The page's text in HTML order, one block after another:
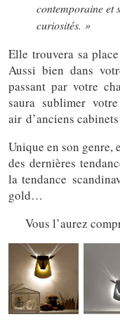
contemporaine et
curiosités. »
Elle trouvera sa
Aussi bien dans
passant par votre
saura sublimer
air d’anciens
Unique en son genre,
des dernières
la tendance
gold…
Vous l’aurez